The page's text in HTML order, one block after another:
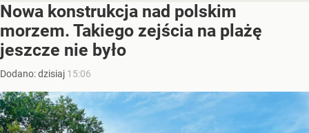
Nowa konstrukcja nad polskim
morzem. Takiego zejścia na plażę
jeszcze nie było
Dodano:dzisiaj 15:06